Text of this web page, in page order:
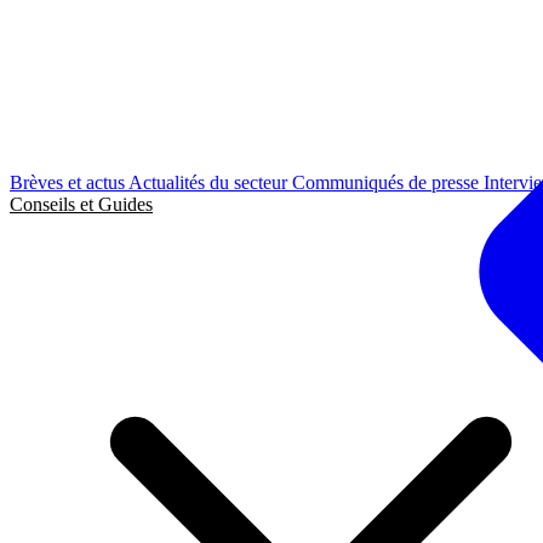
Brèves et actus Actualités du secteurCommuniqués de presse
Conseils et Guides